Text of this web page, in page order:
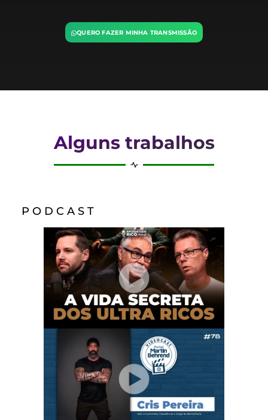
QUERO FAZER MINHA TRANSMISSÃO
Alguns trabalhos
P O D C A S T